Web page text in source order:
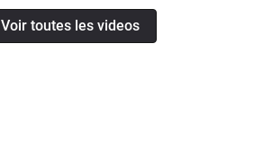
Voir toutes les videos